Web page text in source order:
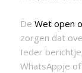
De Wet open
zorgen dat
Ieder
WhatsAppje